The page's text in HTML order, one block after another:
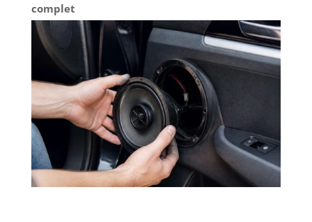
complet